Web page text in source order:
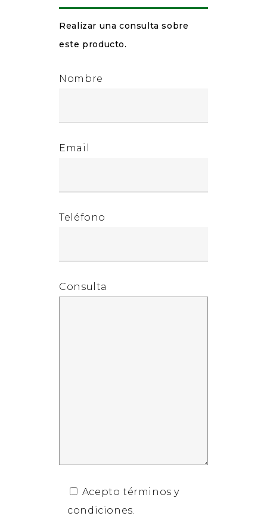
Realizar una consulta sobre
este producto.
Nombre
Email
Teléfono
Consulta
Acepto términos y
condiciones.